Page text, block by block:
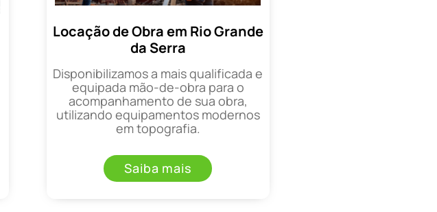
Locação de Obra em Rio Grande
da Serra
Disponibilizamos a mais qualificada e
equipada mão-de-obra para o
acompanhamento de sua obra,
utilizando equipamentos modernos
em topografia.
Saiba mais